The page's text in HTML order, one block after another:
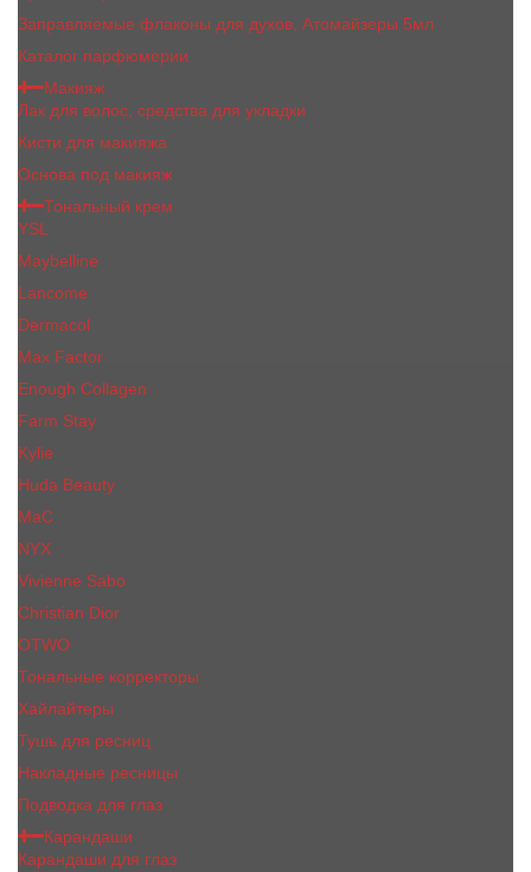
Заправляемые флаконы для духов, Атомайзеры 5мл
Каталог парфюмерии
Макияж
Лак для волос, средства для укладки
Кисти для макияжа
Основа под макияж
Тональный крем
YSL
Maybelline
Lancome
Dermacol
Max Factor
Enough Collagen
Farm Stay
Kylie
Huda Beauty
МаС
NYX
Vivienne Sabo
Сhristiаn Diоr
OTWO
Тональные корректоры
Хайлайтеры
Тушь для ресниц
Накладные ресницы
Подводка для глаз
Карандаши
Карандаши для глаз